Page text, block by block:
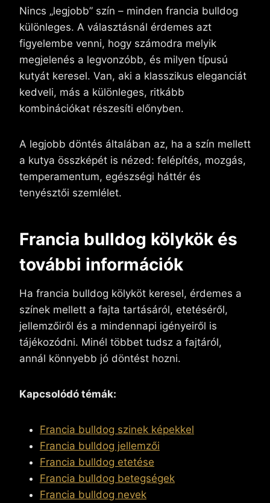
Nincs „legjobb” szín – minden francia bulldog
különleges. A választásnál érdemes azt
figyelembe venni, hogy számodra melyik
megjelenés a legvonzóbb, és milyen típusú
kutyát keresel. Van, aki a klasszikus eleganciát
kedveli, más a különleges, ritkább
kombinációkat részesíti előnyben.
A legjobb döntés általában az, ha a szín mellett
a kutya összképét is nézed: felépítés, mozgás,
temperamentum, egészségi háttér és
tenyésztői szemlélet.
Francia bulldog kölykök és
további információk
Ha francia bulldog kölyköt keresel, érdemes a
színek mellett a fajta tartásáról, etetéséről,
jellemzőiről és a mindennapi igényeiről is
tájékozódni. Minél többet tudsz a fajtáról,
annál könnyebb jó döntést hozni.
Kapcsolódó témák:
Francia bulldog szinek képekkel
Francia bulldog jellemzői
Francia bulldog etetése
Francia bulldog betegségek
Francia bulldog nevek